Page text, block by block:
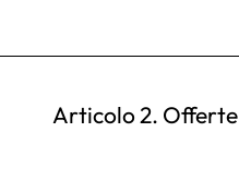
Articolo 2. Offerte